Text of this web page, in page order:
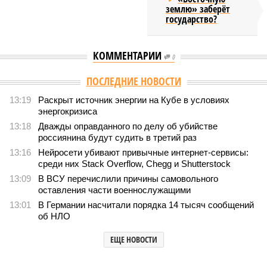
землю» заберёт
государство?
КОММЕНТАРИИ 0
ПОСЛЕДНИЕ НОВОСТИ
13:19
Раскрыт источник энергии на Кубе в условиях
энергокризиса
13:18
Дважды оправданного по делу об убийстве
россиянина будут судить в третий раз
13:16
Нейросети убивают привычные интернет-сервисы:
среди них Stack Overflow, Chegg и Shutterstock
13:09
В ВСУ перечислили причины самовольного
оставления части военнослужащими
13:01
В Германии насчитали порядка 14 тысяч сообщений
об НЛО
ЕЩЕ НОВОСТИ